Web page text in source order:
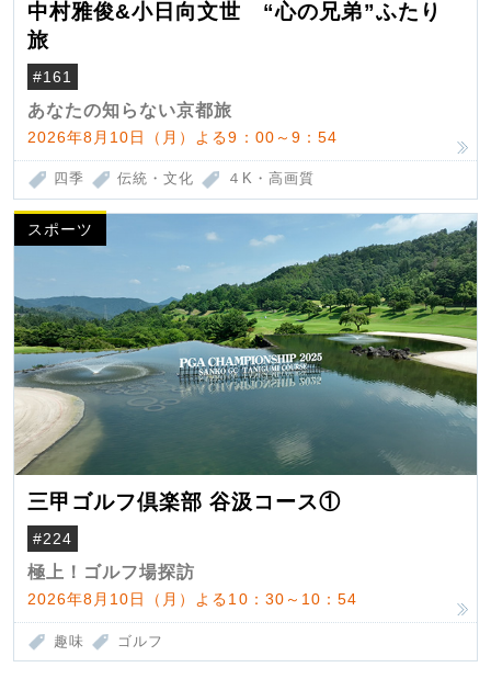
中村雅俊&小日向文世 “心の兄弟”ふたり
旅
#161
あなたの知らない京都旅
2026年8月10日（月）よる9：00～9：54
四季 伝統・文化 ４K・高画質
スポーツ
三甲ゴルフ倶楽部 谷汲コース①
#224
極上！ゴルフ場探訪
2026年8月10日（月）よる10：30～10：54
趣味 ゴルフ